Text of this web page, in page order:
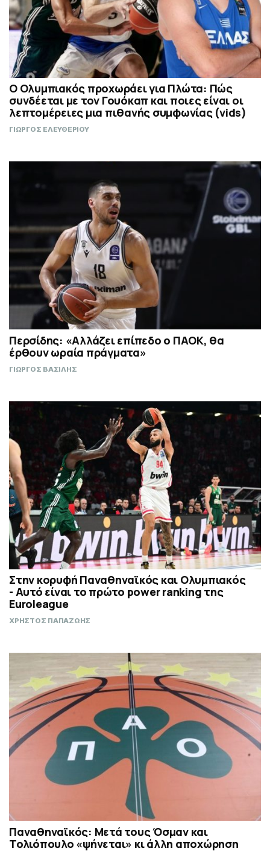
Ο Ολυμπιακός προχωράει για Πλώτα: Πώς
συνδέεται με τον Γουόκαπ και ποιες είναι οι
λεπτομέρειες μια πιθανής συμφωνίας (vids)
ΓΙΩΡΓΟΣ ΕΛΕΥΘΕΡΙΟΥ
Περσίδης: «Αλλάζει επίπεδο ο ΠΑΟΚ, θα
έρθουν ωραία πράγματα»
ΓΙΩΡΓΟΣ ΒΑΣΙΛΗΣ
Στην κορυφή Παναθηναϊκός και Ολυμπιακός
- Αυτό είναι το πρώτο power ranking της
Euroleague
ΧΡΗΣΤΟΣ ΠΑΠΑΖΩΗΣ
Παναθηναϊκός: Μετά τους Όσμαν και
Τολιόπουλο «ψήνεται» κι άλλη αποχώρηση